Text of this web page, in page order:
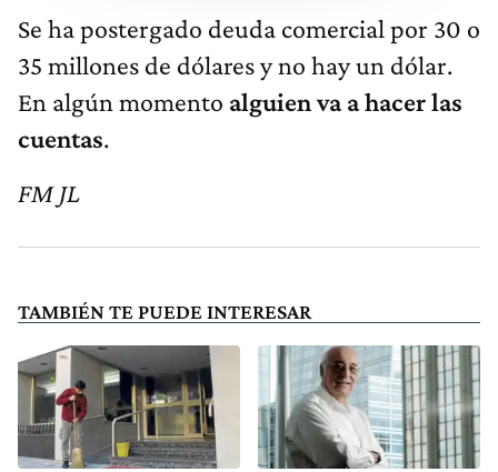
Se ha postergado deuda comercial por 30 o
35 millones de dólares y no hay un dólar.
En algún momento alguien va a hacer las
cuentas.
FM JL
TAMBIÉN TE PUEDE INTERESAR